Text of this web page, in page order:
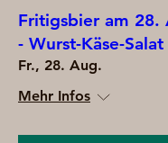
Fritigsbier am 28.
- Wurst-Käse-Salat
Fr., 28. Aug.
Mehr Infos